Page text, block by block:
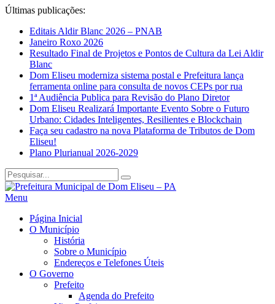
Últimas publicações:
Editais Aldir Blanc 2026 – PNAB
Janeiro Roxo 2026
Resultado Final de Projetos e Pontos de Cultura da Lei Aldir
Blanc
Dom Eliseu moderniza sistema postal e Prefeitura lança
ferramenta online para consulta de novos CEPs por rua
1ª Audiência Publica para Revisão do Plano Diretor
Dom Eliseu Realizará Importante Evento Sobre o Futuro
Urbano: Cidades Inteligentes, Resilientes e Blockchain
Faça seu cadastro na nova Plataforma de Tributos de Dom
Eliseu!
Plano Plurianual 2026-2029
Menu
Página Inicial
O Município
História
Sobre o Município
Endereços e Telefones Úteis
O Governo
Prefeito
Agenda do Prefeito